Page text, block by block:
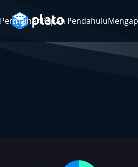
PermainanPapan Pendahulu